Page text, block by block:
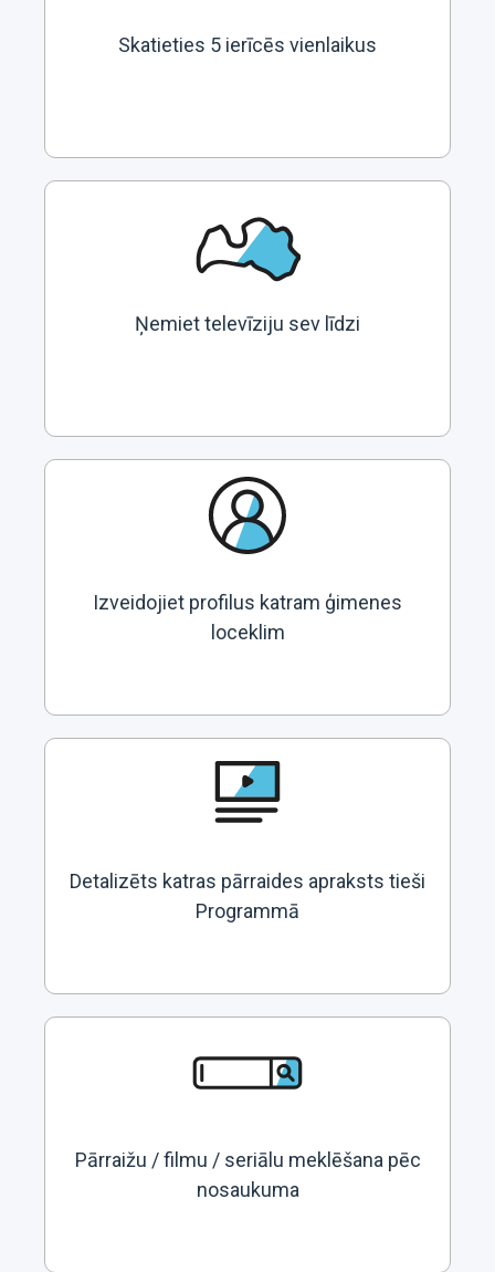
Skatieties 5 ierīcēs vienlaikus
Ņemiet televīziju sev līdzi
Izveidojiet profilus katram ģimenes
loceklim
Detalizēts katras pārraides apraksts tieši
Programmā
Pārraižu / filmu / seriālu meklēšana pēc
nosaukuma